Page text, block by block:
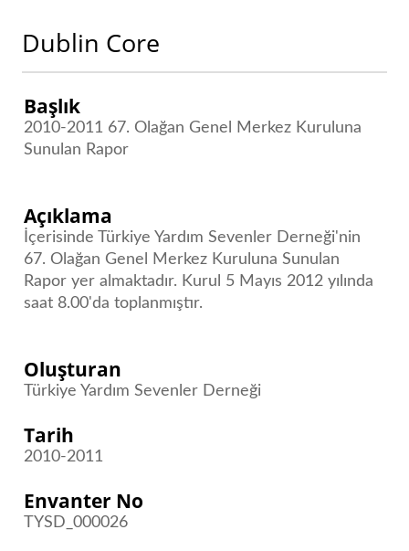
Dublin Core
Başlık
2010-2011 67. Olağan Genel Merkez Kuruluna
Sunulan Rapor
Açıklama
İçerisinde Türkiye Yardım Sevenler Derneği'nin
67. Olağan Genel Merkez Kuruluna Sunulan
Rapor yer almaktadır. Kurul 5 Mayıs 2012 yılında
saat 8.00'da toplanmıştır.
Oluşturan
Türkiye Yardım Sevenler Derneği
Tarih
2010-2011
Envanter No
TYSD_000026